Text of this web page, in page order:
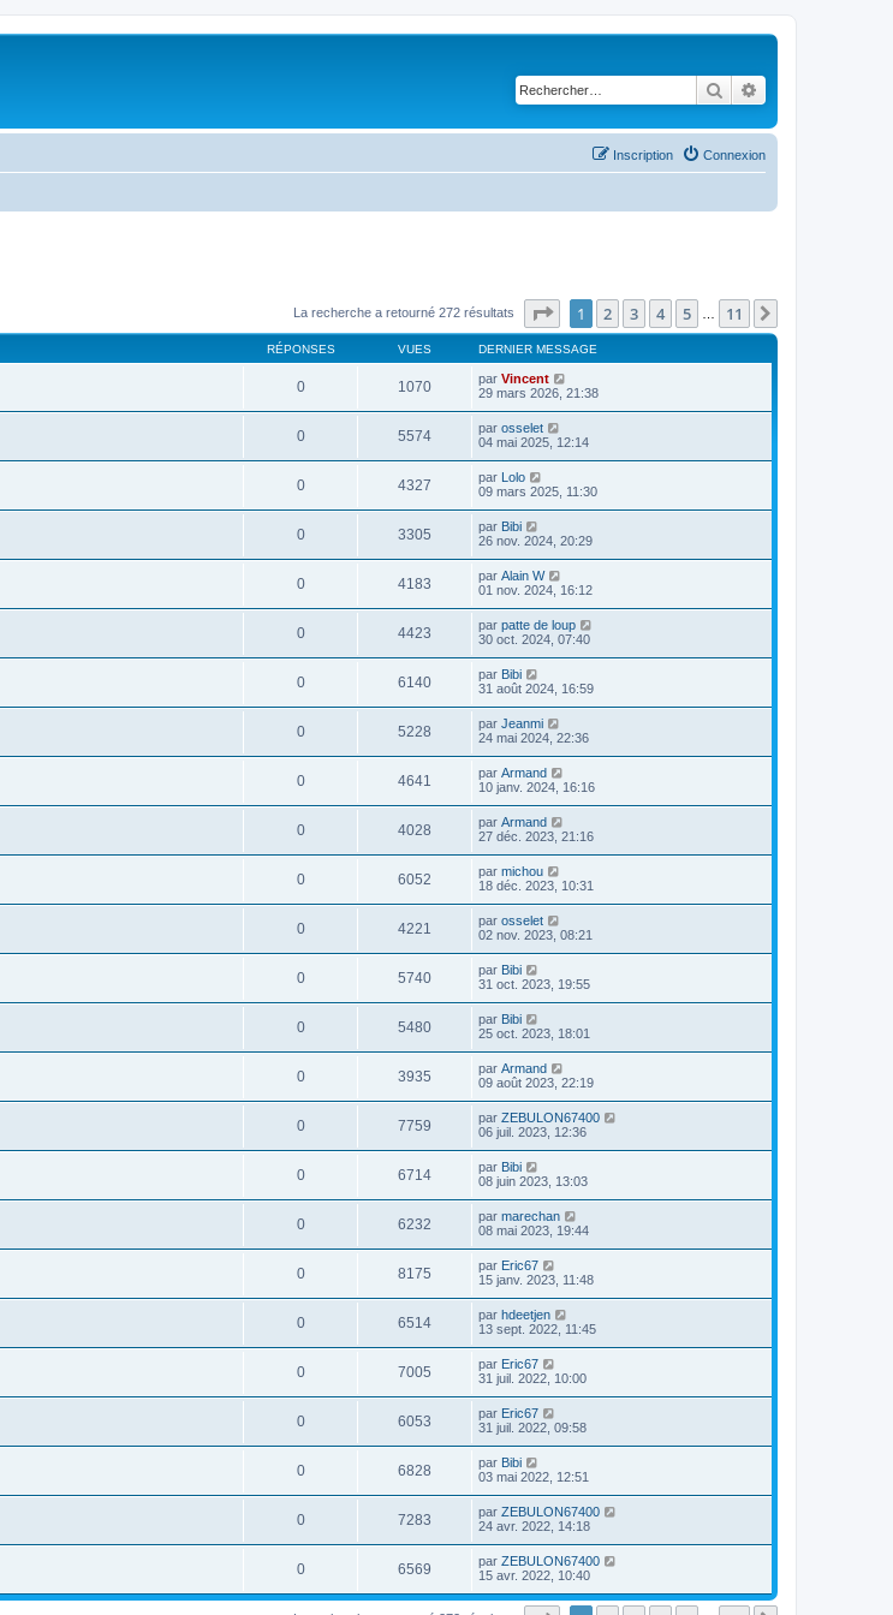
Rechercher
Connexion
Inscription
La recherche a retourné 272 résultats Page sur11
1 2 3 4 5 11
RÉPONSES VUES DERNIER MESSAGE
0 1070 par Vincent
29 mars 2026, 21:38
0 5574 par osselet
04 mai 2025, 12:14
0 4327 par Lolo
09 mars 2025, 11:30
0 3305 par Bibi
26 nov. 2024, 20:29
0 4183 par Alain W
01 nov. 2024, 16:12
0 4423 par patte de loup
30 oct. 2024, 07:40
0 6140 par Bibi
31 août 2024, 16:59
0 5228 par Jeanmi
24 mai 2024, 22:36
0 4641 par Armand
10 janv. 2024, 16:16
0 4028 par Armand
27 déc. 2023, 21:16
0 6052 par michou
18 déc. 2023, 10:31
0 4221 par osselet
02 nov. 2023, 08:21
0 5740 par Bibi
31 oct. 2023, 19:55
0 5480 par Bibi
25 oct. 2023, 18:01
0 3935 par Armand
09 août 2023, 22:19
0 7759 par ZEBULON67400
06 juil. 2023, 12:36
0 6714 par Bibi
08 juin 2023, 13:03
0 6232 par marechan
08 mai 2023, 19:44
0 8175 par Eric67
15 janv. 2023, 11:48
0 6514 par hdeetjen
13 sept. 2022, 11:45
0 7005 par Eric67
31 juil. 2022, 10:00
0 6053 par Eric67
31 juil. 2022, 09:58
0 6828 par Bibi
03 mai 2022, 12:51
0 7283 par ZEBULON67400
24 avr. 2022, 14:18
0 6569 par ZEBULON67400
15 avr. 2022, 10:40